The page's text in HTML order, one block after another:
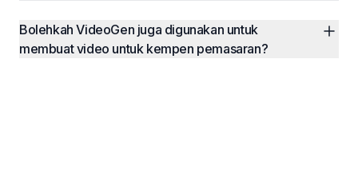
Bolehkah VideoGen juga digunakan untuk
membuat video untuk kempen pemasaran?